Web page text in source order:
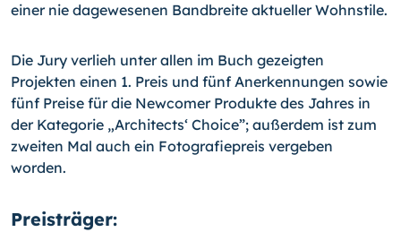
einer nie dagewesenen Bandbreite aktueller Wohnstile.
Die Jury verlieh unter allen im Buch gezeigten
Projekten einen 1. Preis und fünf Anerkennungen sowie
fünf Preise für die Newcomer Produkte des Jahres in
der Kategorie „Architects‘ Choice”; außerdem ist zum
zweiten Mal auch ein Fotografiepreis vergeben
worden.
Preisträger: